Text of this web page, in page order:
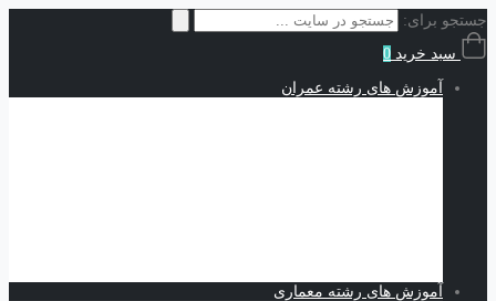
جستجو برای:
سبد خرید 0
آموزش های رشته عمران
آموزش های رشته معماری